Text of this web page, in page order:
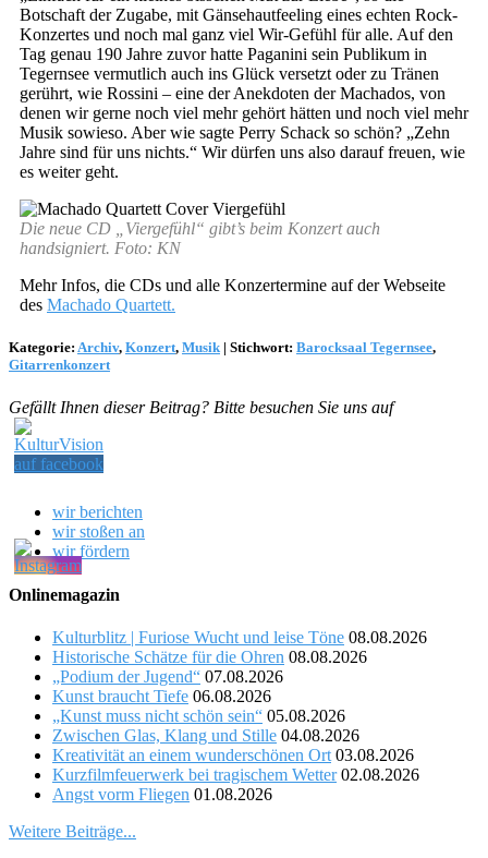
Botschaft der Zugabe, mit Gänsehautfeeling eines echten Rock-
Konzertes und noch mal ganz viel Wir-Gefühl für alle. Auf den
Tag genau 190 Jahre zuvor hatte Paganini sein Publikum in
Tegernsee vermutlich auch ins Glück versetzt oder zu Tränen
gerührt, wie Rossini – eine der Anekdoten der Machados, von
denen wir gerne noch viel mehr gehört hätten und noch viel mehr
Musik sowieso. Aber wie sagte Perry Schack so schön? „Zehn
Jahre sind für uns nichts.“ Wir dürfen uns also darauf freuen, wie
es weiter geht.
Die neue CD „Viergefühl“ gibt’s beim Konzert auch
handsigniert. Foto: KN
Mehr Infos, die CDs und alle Konzertermine auf der Webseite
des Machado Quartett.
Kategorie: Archiv, Konzert, Musik | Stichwort: Barocksaal Tegernsee,
Gitarrenkonzert
Gefällt Ihnen dieser Beitrag? Bitte besuchen Sie uns auf
wir berichten
wir stoßen an
wir fördern
Onlinemagazin
Kulturblitz | Furiose Wucht und leise Töne 08.08.2026
Historische Schätze für die Ohren 08.08.2026
„Podium der Jugend“ 07.08.2026
Kunst braucht Tiefe 06.08.2026
„Kunst muss nicht schön sein“ 05.08.2026
Zwischen Glas, Klang und Stille 04.08.2026
Kreativität an einem wunderschönen Ort 03.08.2026
Kurzfilmfeuerwerk bei tragischem Wetter 02.08.2026
Angst vorm Fliegen 01.08.2026
Weitere Beiträge...